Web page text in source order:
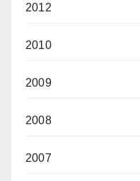
2012
2010
2009
2008
2007